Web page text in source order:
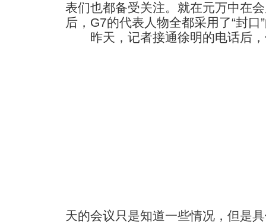
表们也都备受关注。就在元万中在
后，G7的代表人物全都采用了“封口
昨天，记者接通徐明的电话后，
天的会议只是知道一些情况，但是